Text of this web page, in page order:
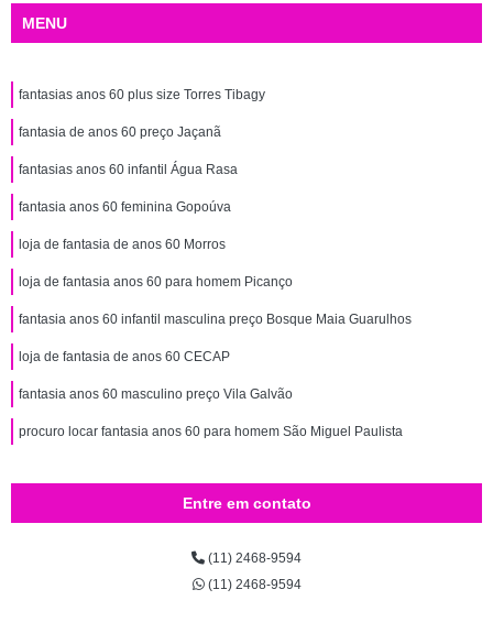
MENU
fantasias anos 60 plus size Torres Tibagy
fantasia de anos 60 preço Jaçanã
fantasias anos 60 infantil Água Rasa
fantasia anos 60 feminina Gopoúva
loja de fantasia de anos 60 Morros
loja de fantasia anos 60 para homem Picanço
fantasia anos 60 infantil masculina preço Bosque Maia Guarulhos
loja de fantasia de anos 60 CECAP
fantasia anos 60 masculino preço Vila Galvão
procuro locar fantasia anos 60 para homem São Miguel Paulista
Entre em contato
(11) 2468-9594
(11) 2468-9594